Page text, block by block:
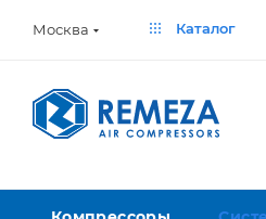
Москва Каталог